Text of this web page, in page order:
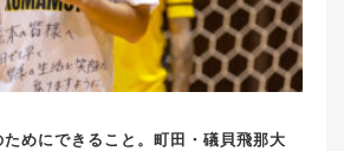
めにできること。町田・礒貝飛那大